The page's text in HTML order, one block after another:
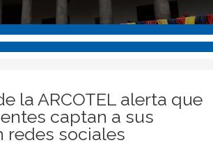
la ARCOTEL alerta que
captan a sus
redes sociales